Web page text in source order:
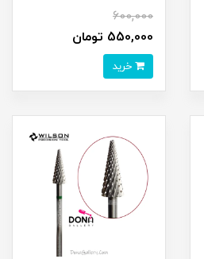
600,000
550,000 تومان